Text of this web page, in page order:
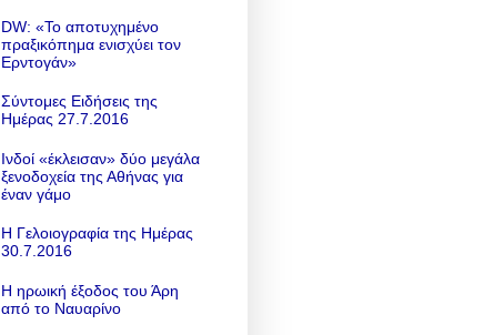
DW: «To αποτυχημένο
πραξικόπημα ενισχύει τον
Ερντογάν»
Σύντομες Ειδήσεις της
Ημέρας 27.7.2016
Ινδοί «έκλεισαν» δύο μεγάλα
ξενοδοχεία της Αθήνας για
έναν γάμο
Η Γελοιογραφία της Ημέρας
30.7.2016
Η ηρωική έξοδος του Άρη
από το Ναυαρίνο